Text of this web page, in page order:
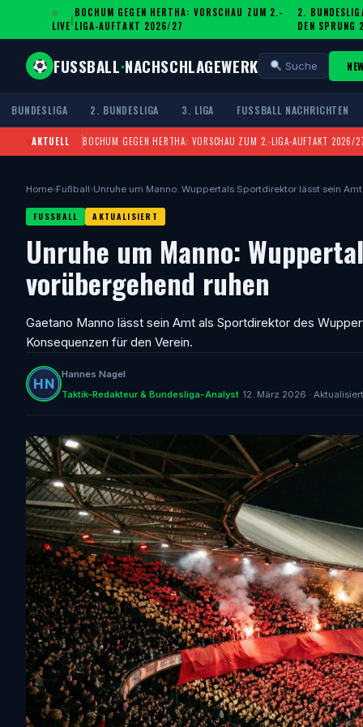
LIVE
|
BOCHUM GEGEN HERTHA: VORSCHAU ZUM 2.-
LIGA-AUFTAKT 2026/27
·
2.
DEN
FUSSBALL·NACHSCHLAGEWERK Suche
BUNDESLIGA 2. BUNDESLIGA 3. LIGA FUSSBALL NACHRICHTEN
AKTUELL BOCHUM GEGEN HERTHA: VORSCHAU ZUM 2.-LIGA-AUFTAKT 2026/
Home›Fußball›Unruhe um Manno: Wuppertals Sportdirektor lässt sein
FUSSBALL AKTUALISIERT
Unruhe um Manno:
vorübergehend ruhen
Gaetano Manno lässt sein Amt als Sportdirektor des
Konsequenzen für den Verein.
Hannes Nagel
Taktik-Redakteur & Bundesliga-Analyst 12. März 2026 ·